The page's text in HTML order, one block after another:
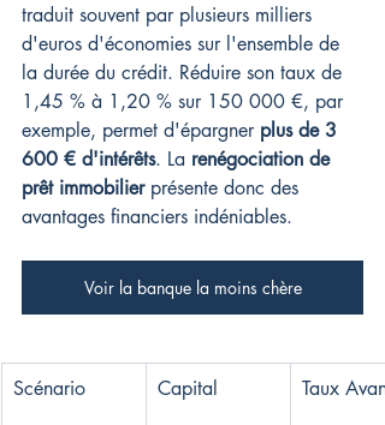
traduit souvent par plusieurs milliers
d'euros d'économies sur l'ensemble de
la durée du crédit. Réduire son taux de
1,45 % à 1,20 % sur 150 000 €, par
exemple, permet d'épargner plus de 3
600 € d'intérêts. La renégociation de
prêt immobilier présente donc des
avantages financiers indéniables.
Voir la banque la moins chère
Scénario Capital Taux Avant